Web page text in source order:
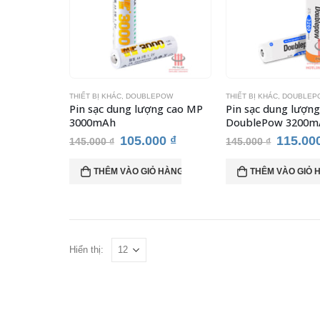
THIẾT BỊ KHÁC DOUBLEPOW
Pin sạc dung lượng cao MP
3000mAh
145.000₫ Giá
là:
145.000 ₫.
105.000 ₫Giá
tại
là:
THÊM VÀO GIỎ HÀNG
THIẾT BỊ KHÁC
Pin sạc dung
DoublePow
145.000₫ Giá
là:
THÊM VÀO GIỎ
Hiển thị: